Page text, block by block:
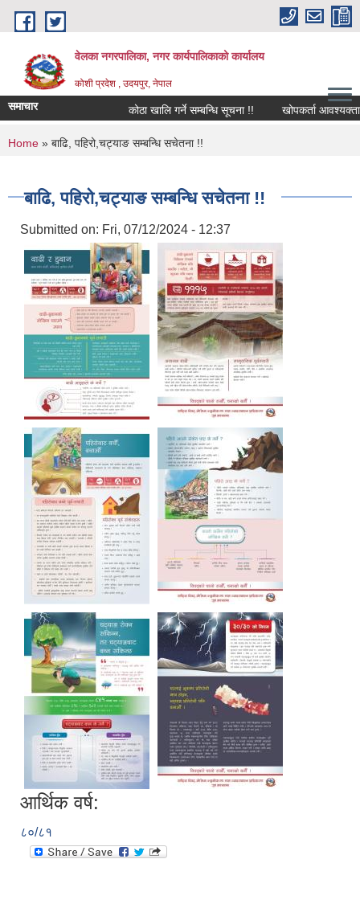
Skip to main content
वेलका नगरपालिका, नगर कार्यपालिकाको कार्यालय
कोशी प्रदेश , उदयपुर, नेपाल
समाचार कोठा खालि गर्ने सम्बन्धि सूचना !! खोपकर्ता आवश्यक्ता
You are here
Home » बाढि, पहिरो,चट्याङ सम्बन्धि सचेतना !!
बाढि, पहिरो,चट्याङ सम्बन्धि सचेतना !!
Submitted on: Fri, 07/12/2024 - 12:37
आर्थिक वर्ष:
८०/८१